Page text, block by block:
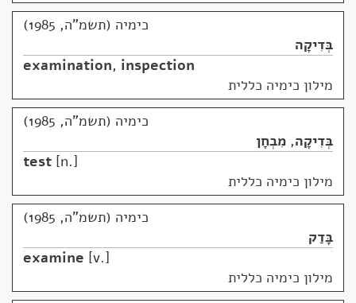
כימיה (תשמ"ה, 1985)
בְּדִיקָה
examination, inspection
מילון כימיה כללית
כימיה (תשמ"ה, 1985)
בְּדִיקָה, מִבְחָן
test n.
מילון כימיה כללית
כימיה (תשמ"ה, 1985)
בָּדַק
examine v.
מילון כימיה כללית